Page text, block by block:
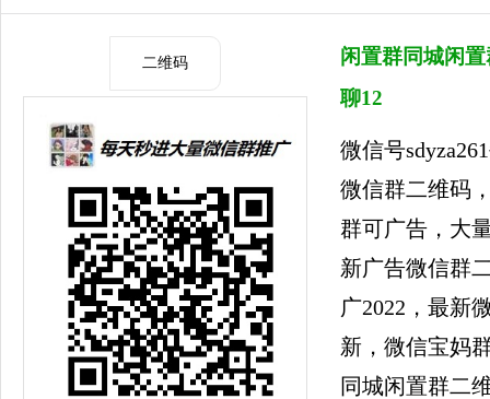
二维码
闲置群同城闲
聊12
微信号
微信群二维码
群可广告，大
新广告微信群
广2022，最新
新，微信宝妈
同城闲置群二